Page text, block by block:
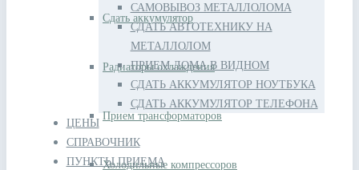
Сдать аккумулятор
Радиаторы охлаждения
Прием трансформаторов
Холодильные компрессоров
САМОВЫВОЗ МЕТАЛЛОЛОМА
СДАТЬ АВТОТЕХНИКУ НА
МЕТАЛЛОЛОМ
ПРИЕМ ЛОМА В ВИДНОМ
СДАТЬ АККУМУЛЯТОР НОУТБУКА
СДАТЬ АККУМУЛЯТОР ТЕЛЕФОНА
ЦЕНЫ
СПРАВОЧНИК
ПУНКТЫ ПРИЕМА